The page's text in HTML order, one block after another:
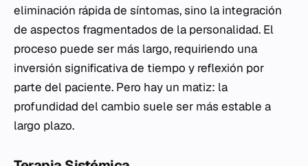
eliminación rápida de síntomas, sino la integración
de aspectos fragmentados de la personalidad. El
proceso puede ser más largo, requiriendo una
inversión significativa de tiempo y reflexión por
parte del paciente. Pero hay un matiz: la
profundidad del cambio suele ser más estable a
largo plazo.